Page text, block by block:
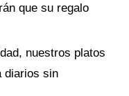
que su regalo
nuestros platos
diarios sin